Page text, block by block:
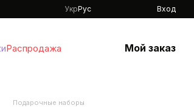
УкрРус Вход
Распродажа Мой заказ
Подарочные наборы